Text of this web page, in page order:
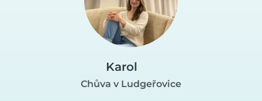
Karol
Chůva v Ludgeřovice